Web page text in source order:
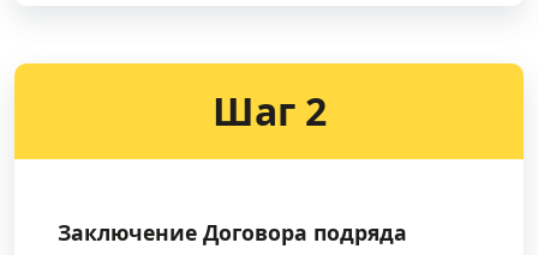
Шаг 2
Заключение Договора подряда